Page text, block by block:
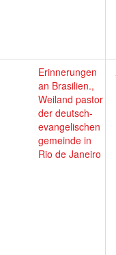
Erinnerungen
an Brasilien.,
Weiland pastor
der deutsch-
evangelischen
gemeinde in
Rio de Janeiro